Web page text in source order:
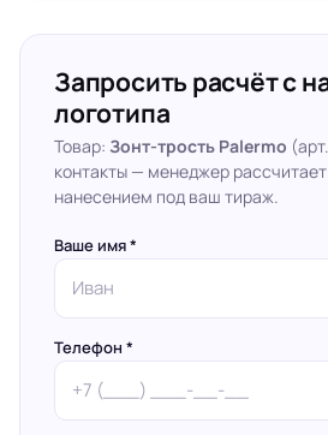
Запросить расчёт с
логотипа
Товар: Зонт-трость Palermo
контакты — менеджер
нанесением под ваш тираж.
Ваше имя *
Телефон *